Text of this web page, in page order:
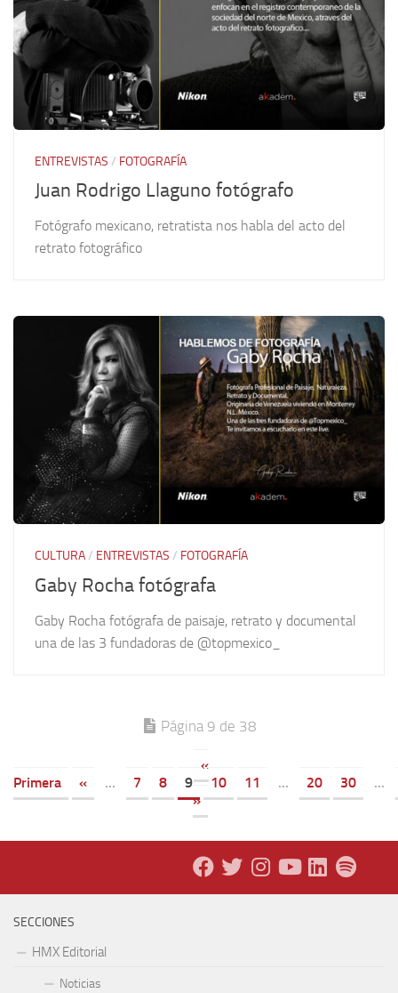
ENTREVISTAS / FOTOGRAFÍA
Juan Rodrigo Llaguno fotógrafo
Fotógrafo mexicano, retratista nos habla del acto del
retrato fotográfico
CULTURA/ ENTREVISTAS / FOTOGRAFÍA
Gaby Rocha fotógrafa
Gaby Rocha fotógrafa de paisaje, retrato y documental
una de las 3 fundadoras de @topmexico_
Página 9 de 38
«
Primera
« ... 7 8 9 10 11 ... 20 30
...
»
SECCIONES
HMX Editorial
Noticias